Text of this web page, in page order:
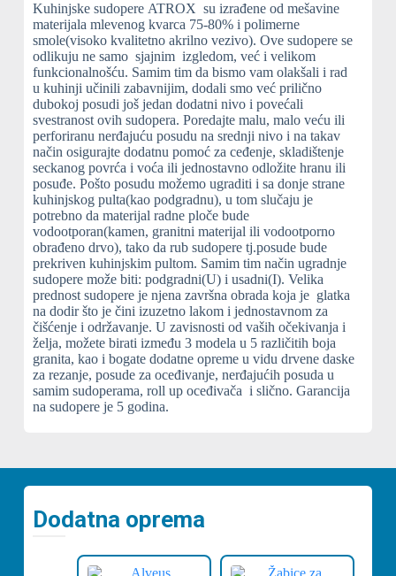
Kuhinjske sudopere ATROX su izrađene od mešavine
materijala mlevenog kvarca 75-80% i polimerne
smole(visoko kvalitetno akrilno vezivo). Ove sudopere se
odlikuju ne samo sjajnim izgledom, već i velikom
funkcionalnošću. Samim tim da bismo vam olakšali i rad
u kuhinji učinili zabavnijim, dodali smo već prilično
dubokoj posudi još jedan dodatni nivo i povećali
svestranost ovih sudopera. Poredajte malu, malo veću ili
perforiranu nerđajuću posudu na srednji nivo i na takav
način osigurajte dodatnu pomoć za ceđenje, skladištenje
seckanog povrća i voća ili jednostavno odložite hranu ili
posuđe. Pošto posudu možemo ugraditi i sa donje strane
kuhinjskog pulta(kao podgradnu), u tom slučaju je
potrebno da materijal radne ploče bude
vodootporan(kamen, granitni materijal ili vodootporno
obrađeno drvo), tako da rub sudopere tj.posude bude
prekriven kuhinjskim pultom. Samim tim način ugradnje
sudopere može biti: podgradni(U) i usadni(I). Velika
prednost sudopere je njena završna obrada koja je glatka
na dodir što je čini izuzetno lakom i jednostavnom za
čišćenje i održavanje. U zavisnosti od vaših očekivanja i
želja, možete birati između 3 modela u 5 različitih boja
granita, kao i bogate dodatne opreme u vidu drvene daske
za rezanje, posude za oceđivanje, nerđajućih posuda u
samim sudoperama, roll up oceđivača i slično. Garancija
na sudopere je 5 godina.
Dodatna oprema